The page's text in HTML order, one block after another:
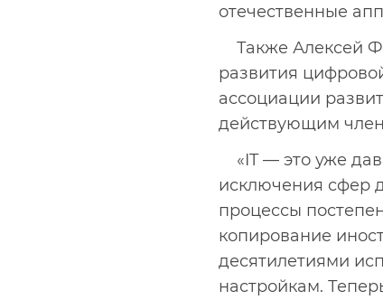
отечественные
Также Алексей
развития
ассоциации
действующим
«IT — это уже
исключения сфер
процессы
копирование
десятилетиями
настройкам.